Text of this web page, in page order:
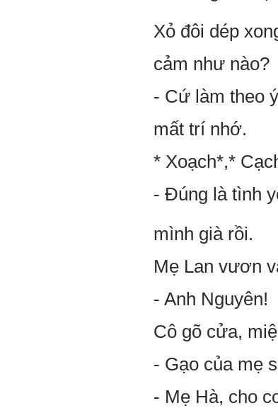
Xỏ đôi dép
cảm như nào?
- Cứ làm theo
mất trí nhớ.
* Xoạch*,*
- Đúng là tình
mình già rồi.
Mẹ Lan vươn
- Anh Nguyên!
Cô gõ cửa,
- Gạo của mẹ
- Mẹ Hà, cho